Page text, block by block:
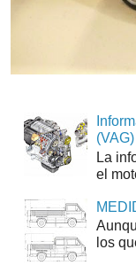
(VAG)
La
el
los